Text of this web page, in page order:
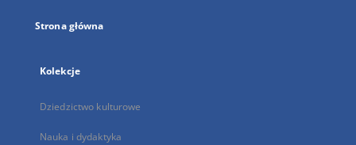
Strona główna
Kolekcje
Dziedzictwo kulturowe
Nauka i dydaktyka